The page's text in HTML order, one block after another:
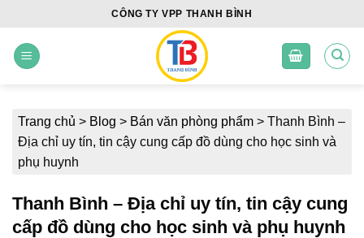
content
CÔNG TY VPP THANH BÌNH
Trang chủ > Blog > Bán văn phòng phẩm > Thanh Bình –
Địa chỉ uy tín, tin cậy cung cấp đồ dùng cho học sinh và
phụ huynh
Thanh Bình – Địa chỉ uy tín, tin cậy cung
cấp đồ dùng cho học sinh và phụ huynh